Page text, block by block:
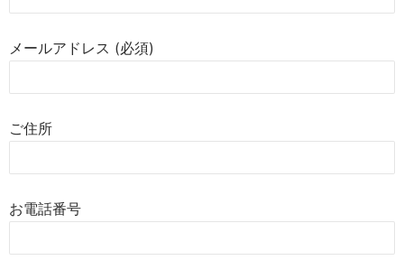
メールアドレス (必須)
ご住所
お電話番号